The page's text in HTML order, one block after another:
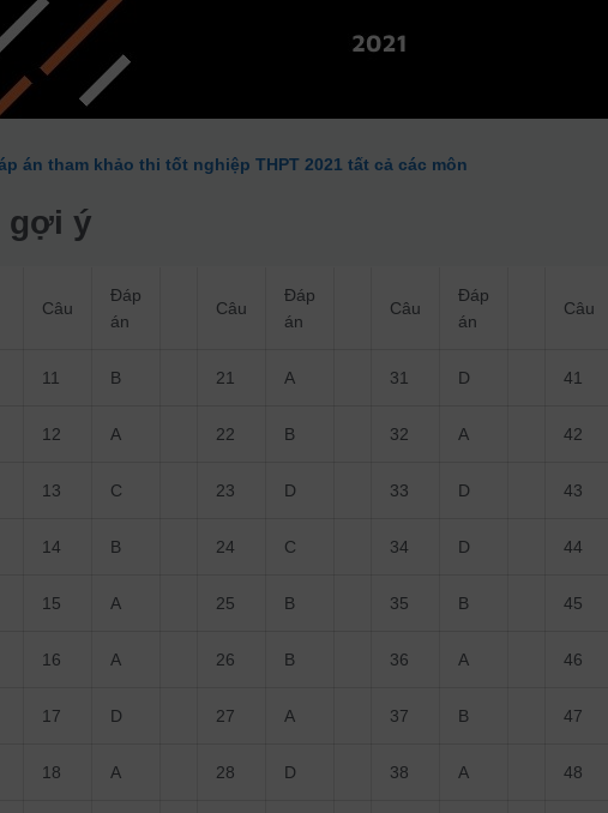
án tham khảo thi tốt nghiệp THPT 2021 tất cả các môn
gợi ý
Câu
Đáp
án
Câu
Đáp
án
Câu
Đáp
án
Câu
11 B 21 A 31 D 41
12 A 22 B 32 A 42
13 C 23 D 33 D 43
14 B 24 C 34 D 44
15 A 25 B 35 B 45
16 A 26 B 36 A 46
17 D 27 A 37 B 47
18 A 28 D 38 A 48